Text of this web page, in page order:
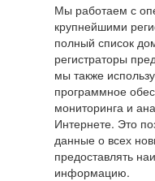
Мы работаем с
крупнейшими
полный список
регистраторы
мы также
программное
мониторинга и
Интернете. Это
данные о всех
предоставлять
информацию.